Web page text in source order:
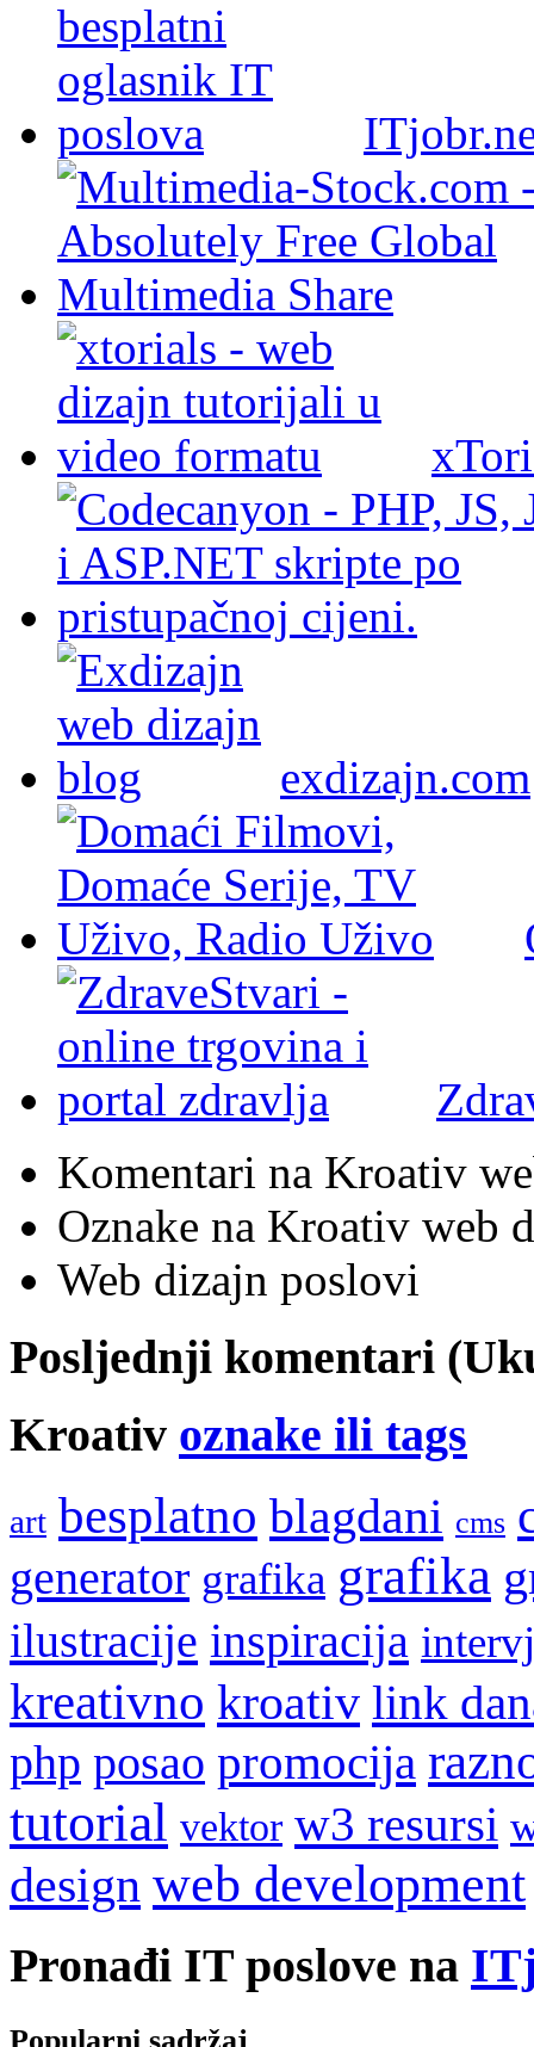
exdizajn.com
Komentari na Kroativ
Oznake na Kroativ web
Web dizajn poslovi
Posljednji komentari
Kroativ oznake ili tags
art besplatno blagdani cms
generator grafika grafika
ilustracije inspiracija
kreativno kroativ link
php posao promocija
tutorial vektor w3 resursi
design web development
Pronađi IT poslove na